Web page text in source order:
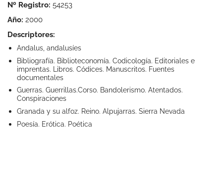
Nº Registro: 54253
Año: 2000
Descriptores:
Andalus, andalusíes
Bibliografía. Biblioteconomía. Codicología. Editoriales e
imprentas. Libros. Códices. Manuscritos. Fuentes
documentales
Guerras. Guerrillas.Corso. Bandolerismo. Atentados.
Conspiraciones
Granada y su alfoz. Reino. Alpujarras. Sierra Nevada
Poesía. Erótica. Poética